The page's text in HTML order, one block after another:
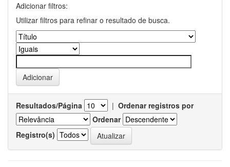
Adicionar filtros:
Utilizar filtros para refinar o resultado de busca.
Resultados/Página | Ordenar registros por
Ordenar
Registro(s)